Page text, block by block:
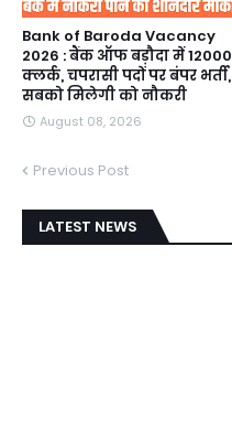
Bank of Baroda Vacancy
2026 : बैंक ऑफ बड़ौदा में 12000
क्लर्क, चपरासी पदों पर बंपर भर्ती,
सबको मिलेगी को नौकरी
August 08, 2026
Previous Post
LATEST NEWS